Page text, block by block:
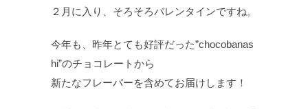
２月に入り、そろそろバレンタインですね。
今年も、昨年とても好評だった”chocobanas
hi”のチョコレートから
新たなフレーバーを含めてお届けします！